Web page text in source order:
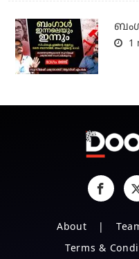
1
About
Terms &